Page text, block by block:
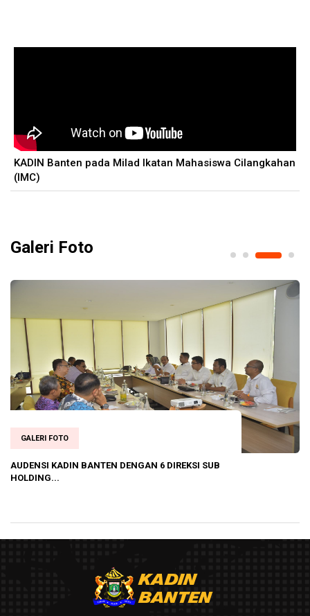
KADIN Banten pada Milad Ikatan Mahasiswa Cilangkahan
(IMC)
Galeri Foto
Rakor Penyelenggaraan E - Purchasing